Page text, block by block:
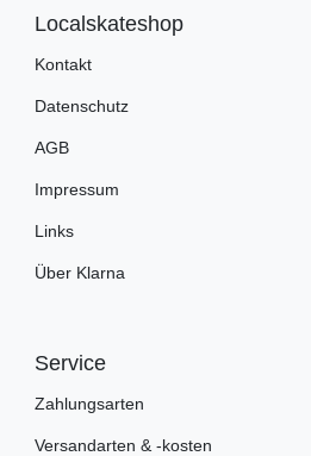
Localskateshop
Kontakt
Datenschutz
AGB
Impressum
Links
Über Klarna
Service
Zahlungsarten
Versandarten & -kosten